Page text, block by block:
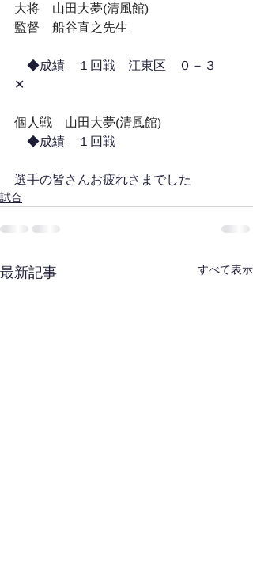
大将　山田大夢(清風館)
監督　船谷直之先生
◆成績
１回戦　江東区　０－３
✕
個人戦　山田大夢(清風館)
◆成績
１回戦
選手の皆さんお疲れさまでした
試合
最新記事 すべて表示